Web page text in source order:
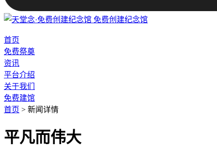
免费创建纪念馆
首页
免费祭奠
资讯
平台介绍
关于我们
免费建馆
首页 > 新闻详情
平凡而伟大